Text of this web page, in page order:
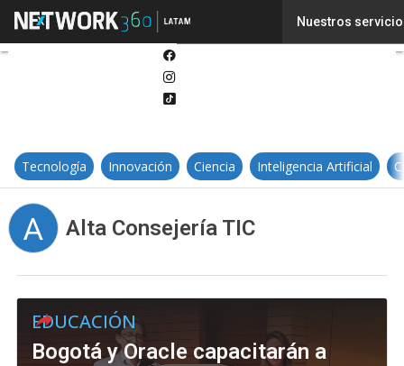
Nuestros
Tecnología Innovación Ciencia Inteligencia Artificial
A Alta Consejería TIC
EDUCACIÓN
Bogotá y Oracle capacitarán a